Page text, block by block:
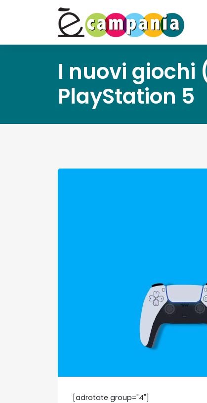
I nuovi giochi
PlayStation 5
[adrotate group="4"]